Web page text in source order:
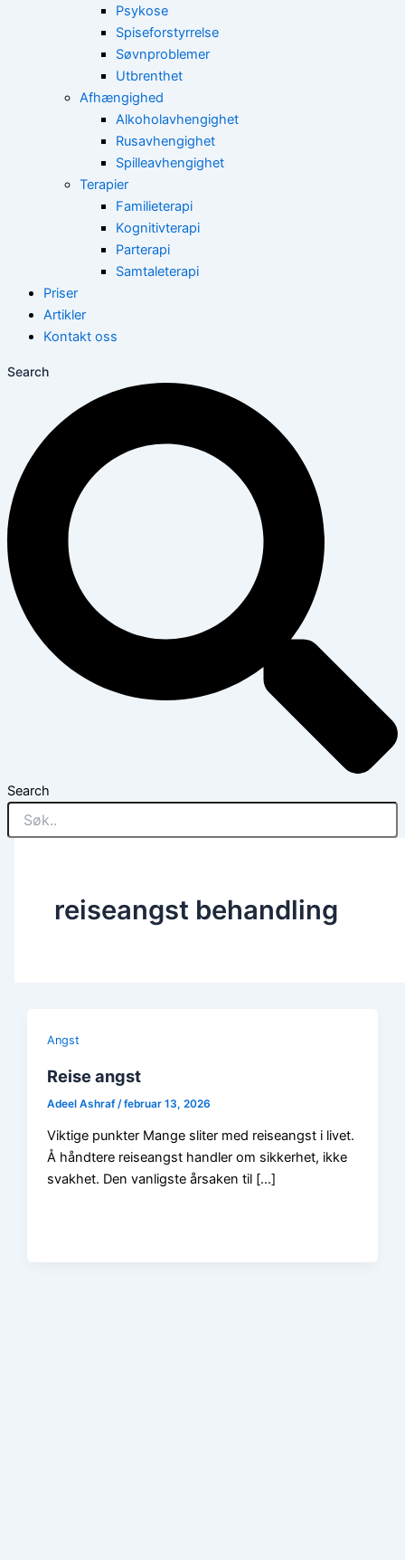
Psykose
Spiseforstyrrelse
Søvnproblemer
Utbrenthet
Afhængighed
Alkoholavhengighet
Rusavhengighet
Spilleavhengighet
Terapier
Familieterapi
Kognitivterapi
Parterapi
Samtaleterapi
Priser
Artikler
Kontakt oss
Search
Search
reiseangst behandling
Angst
Reise angst
Adeel Ashraf /februar 13, 2026
Viktige punkter Mange sliter med reiseangst i livet.
Å håndtere reiseangst handler om sikkerhet, ikke
svakhet. Den vanligste årsaken til […]